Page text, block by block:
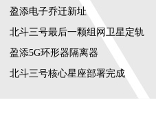
盈添电子乔迁新址
北斗三号最后一颗组网卫星定轨
盈添5G环形器隔离器
北斗三号核心星座部署完成